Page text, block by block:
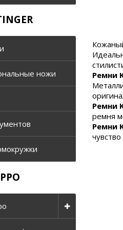
ножи
Ремни
Ремни
ремня
Ремни